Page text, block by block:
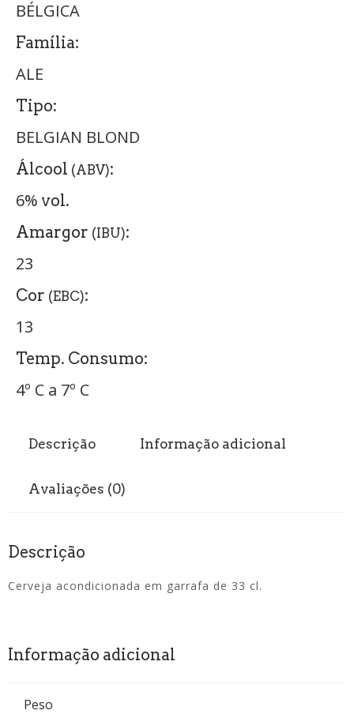
BÉLGICA
Família:
ALE
Tipo:
BELGIAN BLOND
Álcool (ABV):
6% vol.
Amargor (IBU):
23
Cor (EBC):
13
Temp. Consumo:
4º C a 7º C
Descrição Informação adicional
Avaliações (0)
Descrição
Cerveja acondicionada em garrafa de 33 cl.
Informação adicional
Peso